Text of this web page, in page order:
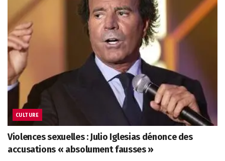
CULTURE
Violences sexuelles : Julio Iglesias dénonce des
accusations « absolument fausses »